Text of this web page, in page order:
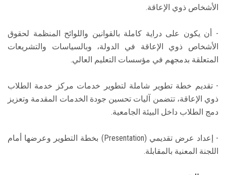
الأشخاص ذوي الإعاقة.
- أن يكون على دراية كاملة بالقوانين واللوائح المنظمة لحقوق
الأشخاص ذوي الإعاقة في الدولة، وبالسياسات والتشريعات
المتعلقة بدمجهم في مؤسسات التعليم العالي.
- تقديم خطة تطوير شاملة لتطوير خدمات مركز خدمة الطلاب
ذوي الإعاقة، تتضمن آليات تحسين جودة الخدمات المقدمة وتعزيز
دمج الطلاب داخل البيئة الجامعية.
- إعداد عرض تقديمي (Presentation) بخطة التطوير وعرضها أمام
اللجنة المعنية بالمقابلة.